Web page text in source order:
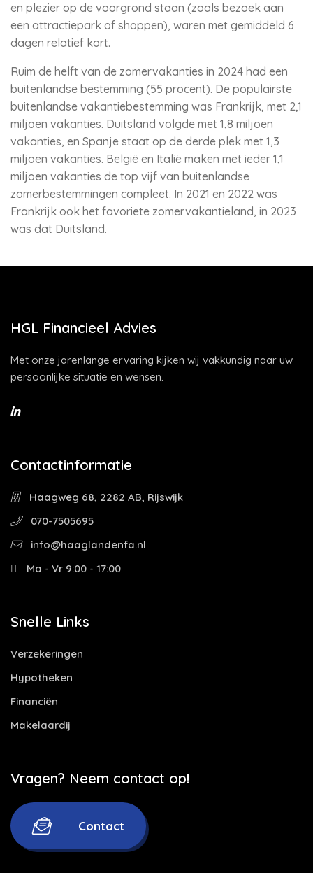
en plezier op de voorgrond staan (zoals bezoek aan
een attractiepark of shoppen), waren met gemiddeld 6
dagen relatief kort.
Ruim de helft van de zomervakanties in 2024 had een
buitenlandse bestemming (55 procent). De populairste
buitenlandse vakantiebestemming was Frankrijk, met 2,1
miljoen vakanties. Duitsland volgde met 1,8 miljoen
vakanties, en Spanje staat op de derde plek met 1,3
miljoen vakanties. België en Italië maken met ieder 1,1
miljoen vakanties de top vijf van buitenlandse
zomerbestemmingen compleet. In 2021 en 2022 was
Frankrijk ook het favoriete zomervakantieland, in 2023
was dat Duitsland.
HGL Financieel Advies
Met onze jarenlange ervaring kijken wij vakkundig naar uw
persoonlijke situatie en wensen.
Contactinformatie
Haagweg 68, 2282 AB, Rijswijk
070-7505695
info@haaglandenfa.nl
Ma - Vr 9:00 - 17:00
Snelle Links
Verzekeringen
Hypotheken
Financiën
Makelaardij
Vragen? Neem contact op!
Contact